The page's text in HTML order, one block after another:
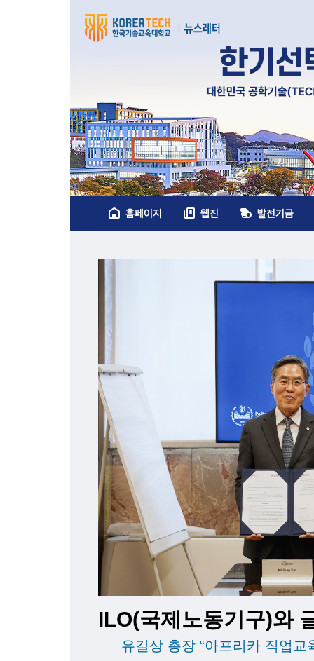
유길상 총장 “아프리카 직업